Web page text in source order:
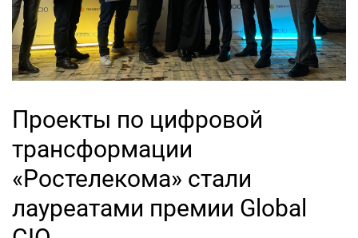
Проекты по цифровой
трансформации
«Ростелекома» стали
лауреатами премии Global